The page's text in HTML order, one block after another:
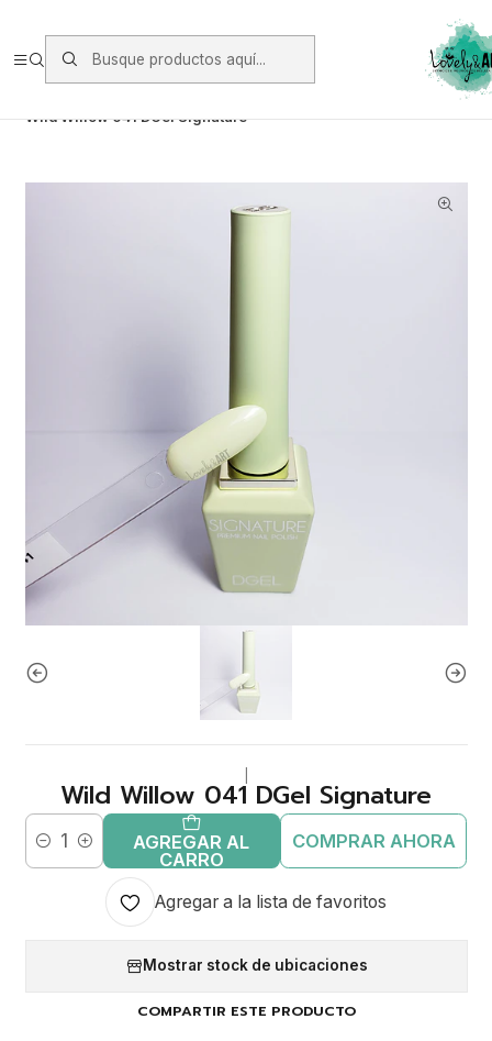
https://www.starken.cl/
Wild Willow 041 DGel Signature
Wild Willow 041 DGel Signature
Cantidad
AGREGAR AL
CARRO
COMPRAR AHORA
Agregar a la lista de favoritos
Mostrar stock de ubicaciones
COMPARTIR ESTE PRODUCTO